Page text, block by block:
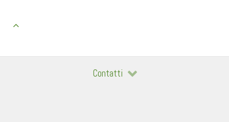
Contatti